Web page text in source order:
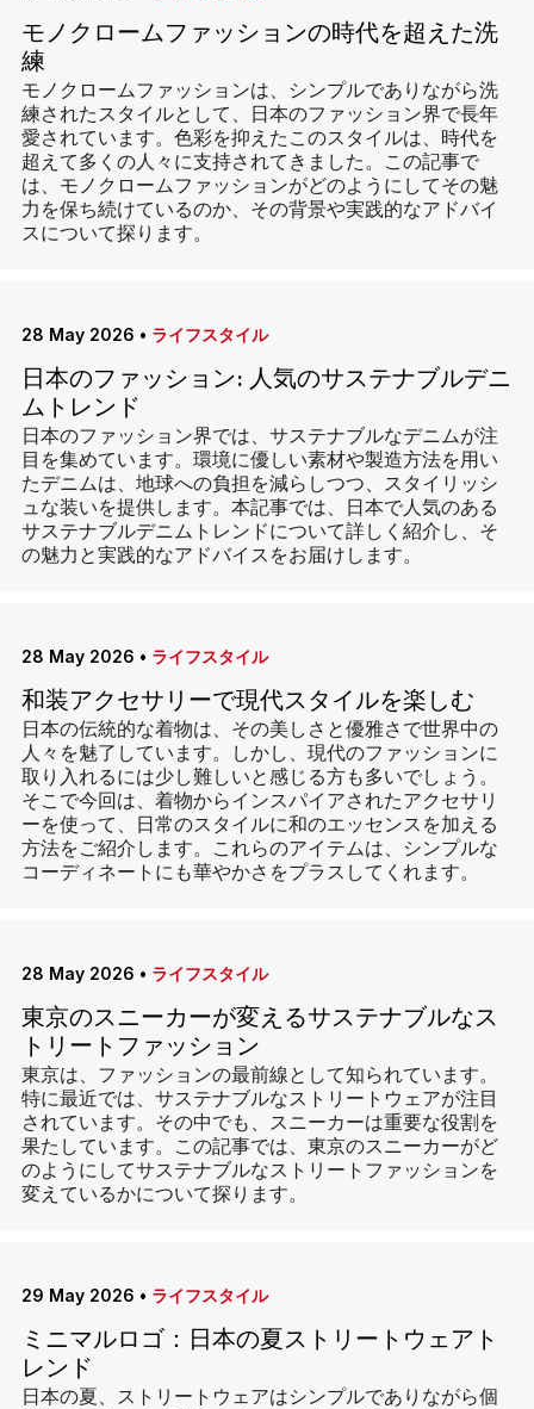
モノクロームファッションの時代を超えた洗
練
モノクロームファッションは、シンプルでありながら洗
練されたスタイルとして、日本のファッション界で長年
愛されています。色彩を抑えたこのスタイルは、時代を
超えて多くの人々に支持されてきました。この記事で
は、モノクロームファッションがどのようにしてその魅
力を保ち続けているのか、その背景や実践的なアドバイ
スについて探ります。
28 May 2026 • ライフスタイル
日本のファッション: 人気のサステナブルデニ
ムトレンド
日本のファッション界では、サステナブルなデニムが注
目を集めています。環境に優しい素材や製造方法を用い
たデニムは、地球への負担を減らしつつ、スタイリッシ
ュな装いを提供します。本記事では、日本で人気のある
サステナブルデニムトレンドについて詳しく紹介し、そ
の魅力と実践的なアドバイスをお届けします。
28 May 2026 • ライフスタイル
和装アクセサリーで現代スタイルを楽しむ
日本の伝統的な着物は、その美しさと優雅さで世界中の
人々を魅了しています。しかし、現代のファッションに
取り入れるには少し難しいと感じる方も多いでしょう。
そこで今回は、着物からインスパイアされたアクセサリ
ーを使って、日常のスタイルに和のエッセンスを加える
方法をご紹介します。これらのアイテムは、シンプルな
コーディネートにも華やかさをプラスしてくれます。
28 May 2026 • ライフスタイル
東京のスニーカーが変えるサステナブルなス
トリートファッション
東京は、ファッションの最前線として知られています。
特に最近では、サステナブルなストリートウェアが注目
されています。その中でも、スニーカーは重要な役割を
果たしています。この記事では、東京のスニーカーがど
のようにしてサステナブルなストリートファッションを
変えているかについて探ります。
29 May 2026 • ライフスタイル
ミニマルロゴ：日本の夏ストリートウェアト
レンド
日本の夏、ストリートウェアはシンプルでありながら個